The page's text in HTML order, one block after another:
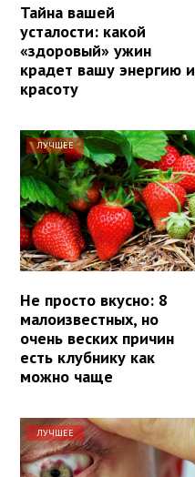
Тайна вашей
усталости: какой
«здоровый» ужин
крадет вашу энергию и
красоту
ЛУЧШЕЕ
Не просто вкусно: 8
малоизвестных, но
очень веских причин
есть клубнику как
можно чаще
ЛУЧШЕЕ